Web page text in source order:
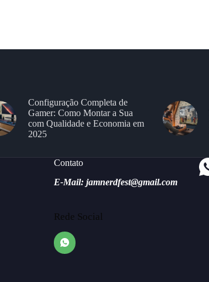
Configuração Completa de
Gamer: Como Montar a Sua
com Qualidade e Economia em
2025
Contato
E-Mail: jamnerdfest@gmail.com
Rede Social